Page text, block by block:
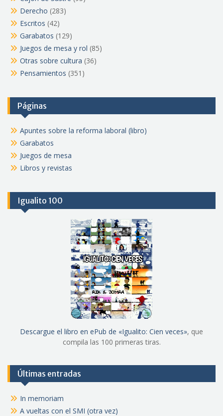
Derecho (283)
Escritos (42)
Garabatos (129)
Juegos de mesa y rol (85)
Otras sobre cultura (36)
Pensamientos (351)
Páginas
Apuntes sobre la reforma laboral (libro)
Garabatos
Juegos de mesa
Libros y revistas
Igualito 100
Descargue el libro en ePub de «Igualito: Cien veces», que
compila las 100 primeras tiras.
Últimas entradas
In memoriam
A vueltas con el SMI (otra vez)